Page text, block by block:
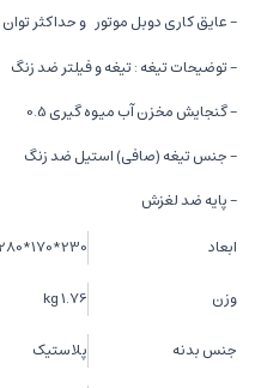
- عایق کاری دوبل موتور و حداکثر توان
- توضیحات تیغه : تیغه و فیلتر ضد زنگ
- گنجایش مخزن آب میوه گیری 0.5
- جنس تیغه (صافی) استیل ضد زنگ
- پایه ضد لغزش
ابعاد
230*170*280 cm
وزن 1.76 kg
جنس بدنه پلاستیک